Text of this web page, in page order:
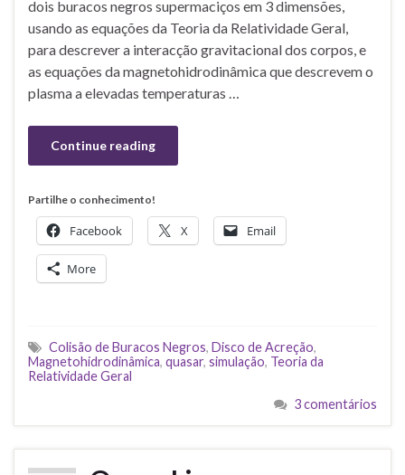
dois buracos negros supermaciços em 3 dimensões,
usando as equações da Teoria da Relatividade Geral,
para descrever a interacção gravitacional dos corpos, e
as equações da magnetohidrodinâmica que descrevem o
plasma a elevadas temperaturas …
Continue reading
Partilhe o conhecimento!
Facebook X Email
More
Colisão de Buracos Negros, Disco de Acreção,
Magnetohidrodinâmica, quasar, simulação, Teoria da
Relatividade Geral
3 comentários